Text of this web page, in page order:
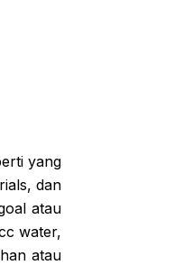
yang
dan
atau
water,
atau